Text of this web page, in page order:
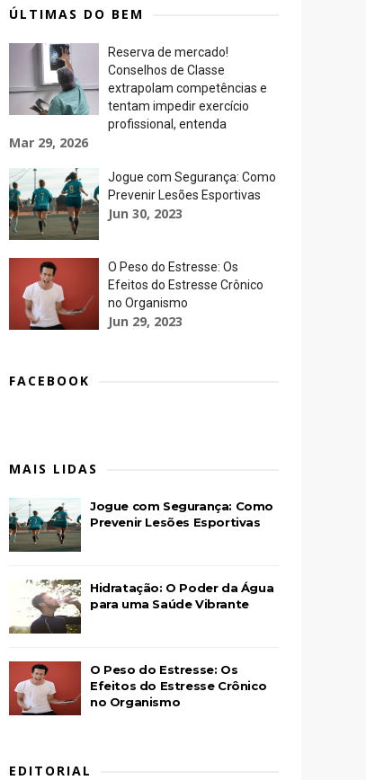
ÚLTIMAS DO BEM
Reserva de mercado!
Conselhos de Classe
extrapolam competências e
tentam impedir exercício
profissional, entenda
Mar 29, 2026
Jogue com Segurança: Como
Prevenir Lesões Esportivas
Jun 30, 2023
O Peso do Estresse: Os
Efeitos do Estresse Crônico
no Organismo
Jun 29, 2023
FACEBOOK
MAIS LIDAS
Jogue com Segurança: Como
Prevenir Lesões Esportivas
Hidratação: O Poder da Água
para uma Saúde Vibrante
O Peso do Estresse: Os
Efeitos do Estresse Crônico
no Organismo
EDITORIAL